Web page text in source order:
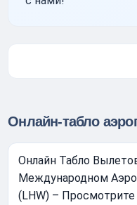
Онлайн-табло
Онлайн Табло
Международном
(LHW) –